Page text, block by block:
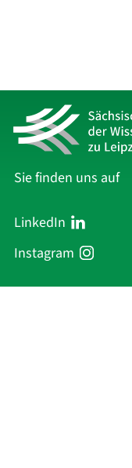
Sie finden uns auf
LinkedIn
Instagram